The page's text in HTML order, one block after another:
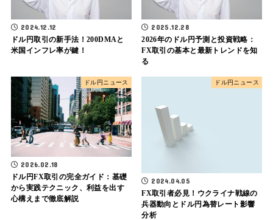
2024.12.12
ドル円取引の新手法！200DMAと
米国インフレ率が鍵！
2025.12.28
2026年のドル円予測と投資戦略：
FX取引の基本と最新トレンドを知
る
ドル円ニュース
2026.02.18
ドル円FX取引の完全ガイド：基礎
から実践テクニック、利益を出す
心構えまで徹底解説
ドル円ニュース
2024.04.05
FX取引者必見！ウクライナ戦線の
兵器動向とドル円為替レート影響
分析